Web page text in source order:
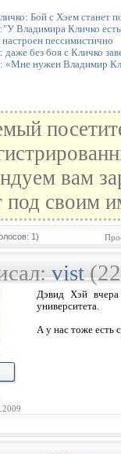
Бой с Хэем станет
Владимира Кличко есть
пессимистично
даже без боя с Кличко
«Мне нужен Владимир
вам
под своим
1)
vist(22
Дэвид Хэй вчера
университета.
А у нас тоже есть